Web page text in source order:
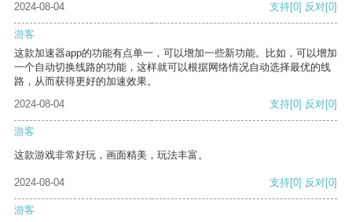
2024-08-04 支持[0] 反对[0]
游客
这款加速器app的功能有点单一，可以增加一些新功能。比如，可以增加
一个自动切换线路的功能，这样就可以根据网络情况自动选择最优的线
路，从而获得更好的加速效果。
2024-08-04
支持[0] 反对[0]
游客
这款游戏非常好玩，画面精美，玩法丰富。
2024-08-04 支持[0] 反对[0]
游客